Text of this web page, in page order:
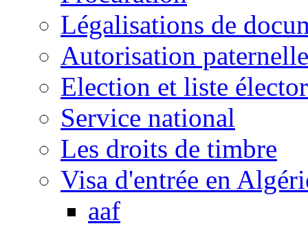
Légalisations de
Autorisation paternelle
Election et liste
Service national
Les droits de timbre
Visa d'entrée en
aaf